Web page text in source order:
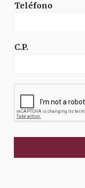
Teléfono
C.P.